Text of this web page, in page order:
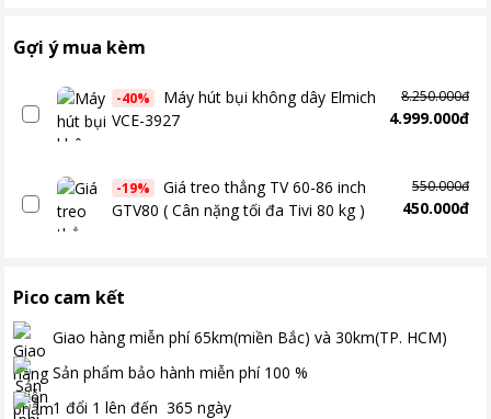
Gợi ý mua kèm
-40%
Máy hút bụi không dây Elmich
VCE-3927
8.250.000đ
4.999.000đ
-19%
Giá treo thẳng TV 60-86 inch
GTV80 ( Cân nặng tối đa Tivi 80 kg )
550.000đ
450.000đ
Pico cam kết
Giao hàng miễn phí 65km(miền Bắc) và 30km(TP. HCM)
Sản phẩm bảo hành miễn phí 100 %
1 đổi 1 lên đến 365 ngày